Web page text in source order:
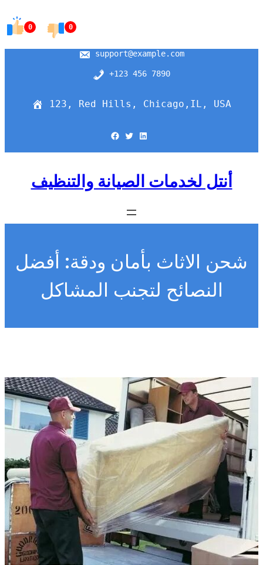
0 0
support@example.com
+123 456 7890
123, Red Hills, Chicago,IL, USA
Facebook Twitter LinkedIn
أنتل لخدمات الصيانة والتنظيف
شحن الاثاث بأمان ودقة: أفضل
النصائح لتجنب المشاكل